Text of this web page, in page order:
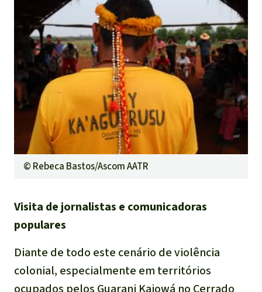
© Rebeca Bastos/Ascom AATR
Visita de jornalistas e comunicadoras
populares
Diante de todo este cenário de violência
colonial, especialmente em territórios